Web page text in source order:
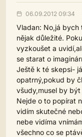
06.09.2012 09:34
Vladan: No,já
nějak důležité.
vyzkoušet a
se starat o
Ještě k té skepsi-
opatrný,pokud by
všudy,musel by
Nejde o to popírat
vidím skutečné
nebe vidíma
všechno co se